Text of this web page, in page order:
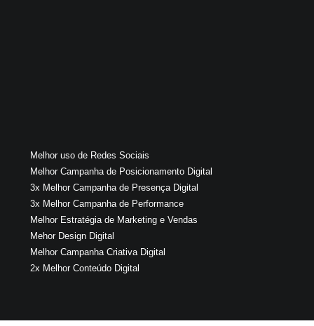
Melhor uso de Redes Sociais
Melhor Campanha de Posicionamento Digital
3x Melhor Campanha de Presença Digital
3x Melhor Campanha de Performance
Melhor Estratégia de Marketing e Vendas
Mehor Design Digital
Melhor Campanha Criativa Digital
2x Melhor Conteúdo Digital